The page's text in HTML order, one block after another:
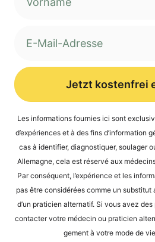
Jetzt kostenfrei
Les infor­ma­ti­ons four­nies ici sont
d’expé­ri­en­ces et à des fins d’in­for­ma­ti­on
cas à iden­ti­fier, dia­gnos­ti­quer, sou­la­ger
Alle­ma­gne, cela est réser­vé aux
Par con­sé­quent, l’expérience et les
pas être con­sidé­rées com­me un sub­sti­tut
d’un pra­ti­ci­en alter­na­tif. Si vous avez
cont­ac­ter vot­re méde­cin ou pra­ti­ci­en
ge­ment à vot­re mode de